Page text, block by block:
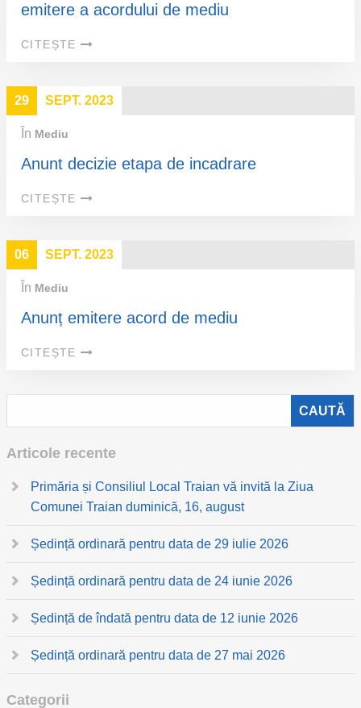
emitere a acordului de mediu
CITEȘTE
29 SEPT. 2023
În Mediu
Anunt decizie etapa de incadrare
CITEȘTE
06 SEPT. 2023
În Mediu
Anunț emitere acord de mediu
CITEȘTE
Articole recente
Primăria și Consiliul Local Traian vă invită la Ziua
Comunei Traian duminică, 16, august
Ședință ordinară pentru data de 29 iulie 2026
Ședință ordinară pentru data de 24 iunie 2026
Ședință de îndată pentru data de 12 iunie 2026
Ședință ordinară pentru data de 27 mai 2026
Categorii